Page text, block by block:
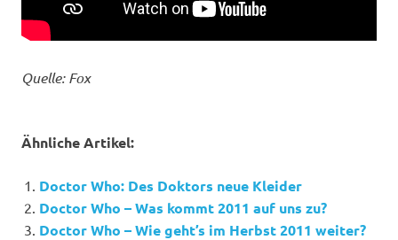
Quelle: Fox
Ähnliche Artikel:
Doctor Who: Des Doktors neue Kleider
Doctor Who – Was kommt 2011 auf uns zu?
Doctor Who – Wie geht’s im Herbst 2011 weiter?